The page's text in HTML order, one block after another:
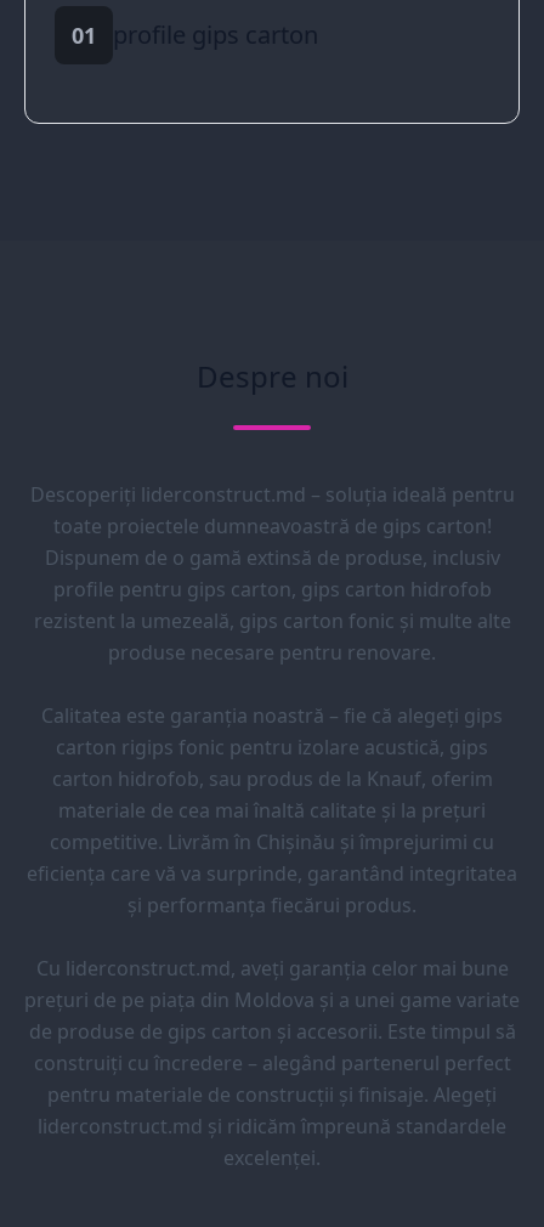
01 profile gips carton
Despre noi
Descoperiți liderconstruct.md – soluția ideală pentru
toate proiectele dumneavoastră de gips carton!
Dispunem de o gamă extinsă de produse, inclusiv
profile pentru gips carton, gips carton hidrofob
rezistent la umezeală, gips carton fonic și multe alte
produse necesare pentru renovare.
Calitatea este garanția noastră – fie că alegeți gips
carton rigips fonic pentru izolare acustică, gips
carton hidrofob, sau produs de la Knauf, oferim
materiale de cea mai înaltă calitate și la prețuri
competitive. Livrăm în Chișinău și împrejurimi cu
eficiența care vă va surprinde, garantând integritatea
și performanța fiecărui produs.
Cu liderconstruct.md, aveți garanția celor mai bune
prețuri de pe piața din Moldova și a unei game variate
de produse de gips carton și accesorii. Este timpul să
construiți cu încredere – alegând partenerul perfect
pentru materiale de construcții și finisaje. Alegeți
liderconstruct.md și ridicăm împreună standardele
excelenței.